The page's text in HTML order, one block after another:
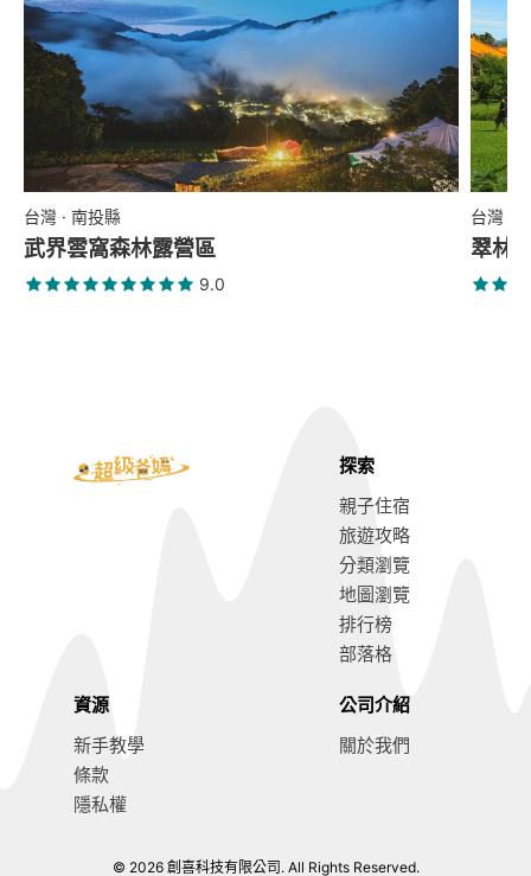
台灣 · 南投縣
武界雲窩森林露營區
9.0
台灣 ·
翠林
探索
親子住宿
旅遊攻略
分類瀏覽
地圖瀏覽
排行榜
部落格
資源
新手教學
條款
隱私權
公司介紹
關於我們
© 2026 創喜科技有限公司. All Rights Reserved.